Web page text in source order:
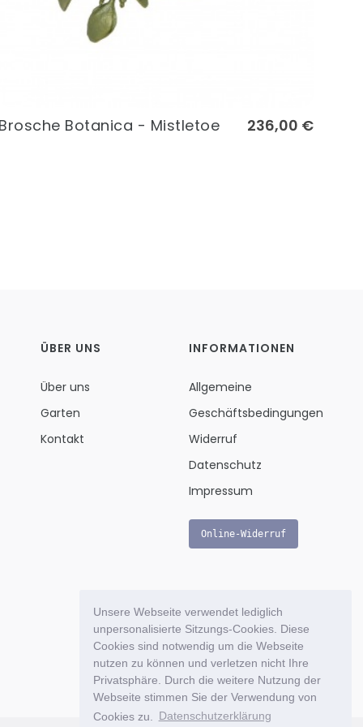
Unsere Webseite verwendet lediglich
unpersonalisierte Sitzungs-Cookies. Diese
Cookies sind notwendig um die Webseite
nutzen zu können und verletzen nicht Ihre
Privatsphäre. Durch die weitere Nutzung der
Webseite stimmen Sie der Verwendung von
Cookies zu.
Datenschutzerklärung
236,00 €
Botanica - Mistletoe
ÜBER UNS
Über uns
Garten
Kontakt
INFORMATIONEN
Allgemeine
Geschäftsbedingungen
Widerruf
Datenschutz
Impressum
Online-Widerruf